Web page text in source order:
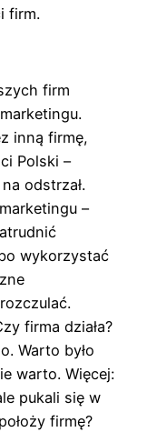
firm.
firm
inną firmę,
Polski –
odstrzał.
–
wykorzystać
firma działa?
Warto było
warto. Więcej:
pukali się w
firmę?